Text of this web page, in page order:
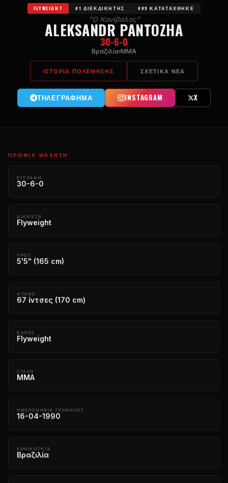
FLYWEIGHT #1 ΔΙΕΚΔΙΚΗΤΉΣ ##9 ΚΑΤΑΤΆΧΘΗΚΕ
"Ο Κανίβαλος"
ALEKSANDR PANTOZHA
30-6-0
Βραζιλία MMA
ΙΣΤΟΡΊΑ ΠΟΛΈΜΗΣΗΣ ΣΧΕΤΙΚΆ ΝΈΑ
ΤΗΛΕΓΡΆΦΗΜΑ INSTAGRAM X
ΠΡΟΦΊΛ ΜΑΧΗΤΉ
ΕΓΓΡΑΦΉ
30-6-0
ΔΙΑΊΡΕΣΗ
Flyweight
ΎΨΟΣ
5'5" (165 cm)
ΦΤΆΝΩ
67 ίντσες (170 cm)
ΒΆΡΟΣ
Flyweight
ΣΤΆΣΗ
MMA
ΗΜΕΡΟΜΗΝΊΑ ΓΈΝΝΗΣΗΣ
16-04-1990
ΕΘΝΙΚΌΤΗΤΑ
Βραζιλία